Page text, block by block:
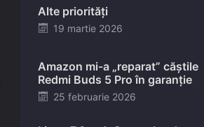
Alte priorități
Posted
19 martie 2026
Amazon mi-a „reparat” căștile
Redmi Buds 5 Pro în garanție
Posted
25 februarie 2026